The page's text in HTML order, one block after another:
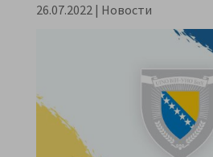
26.07.2022 | Новости